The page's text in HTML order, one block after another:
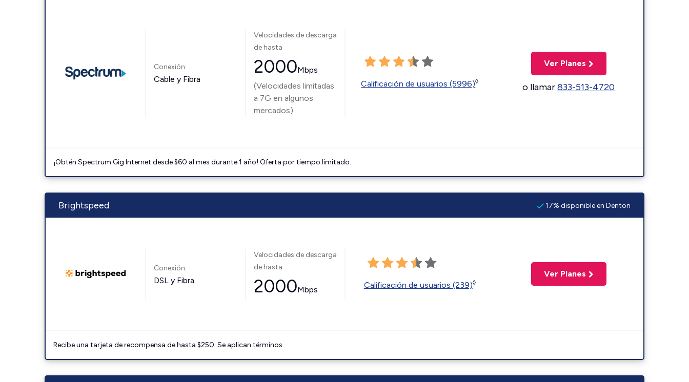
Conexión:
Cable y Fibra
Velocidades de descarga
de hasta
2000Mbps
(Velocidades limitadas
a 7G en algunos
mercados)
Calificación de usuarios (5996)◊
Ver Planes
o llamar833-513-4720
¡Obtén Spectrum Gig Internet desde $60 al mes durante 1 año! Oferta por tiempo limitado.
Brightspeed 17% disponible en Denton
Conexión:
DSL y Fibra
Velocidades de descarga
de hasta
2000Mbps Calificación de usuarios (239)◊
Ver Planes
Recibe una tarjeta de recompensa de hasta $250. Se aplican términos.